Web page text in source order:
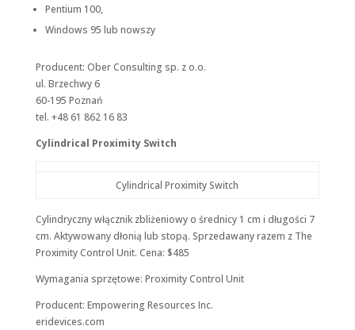
Pentium 100,
Windows 95 lub nowszy
Producent: Ober Consulting sp. z o.o.
ul. Brzechwy 6
60-195 Poznań
tel. +48 61 862 16 83
Cylindrical Proximity Switch
Cylindrical Proximity Switch
Cylindryczny włącznik zbliżeniowy o średnicy 1 cm i długości 7
cm. Aktywowany dłonią lub stopą. Sprzedawany razem z The
Proximity Control Unit. Cena: $485
Wymagania sprzętowe: Proximity Control Unit
Producent: Empowering Resources Inc.
eridevices.com